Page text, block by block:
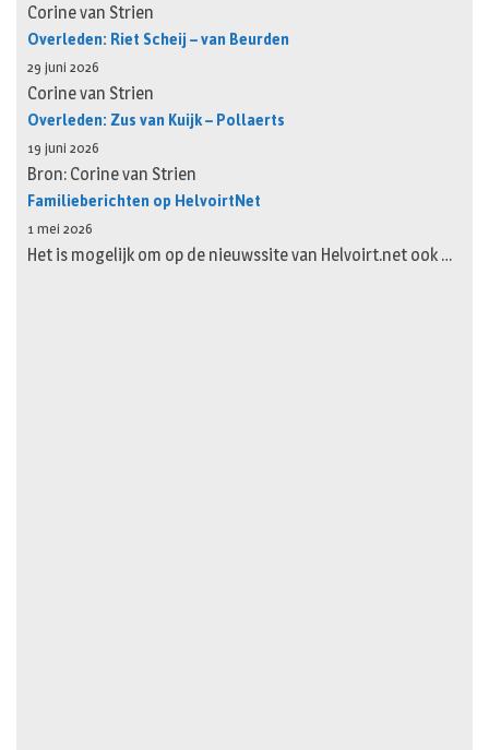
Corine van Strien
Overleden: Riet Scheij – van Beurden
29 juni 2026
Corine van Strien
Overleden: Zus van Kuijk – Pollaerts
19 juni 2026
Bron: Corine van Strien
Familieberichten op HelvoirtNet
1 mei 2026
Het is mogelijk om op de nieuwssite van Helvoirt.net ook …